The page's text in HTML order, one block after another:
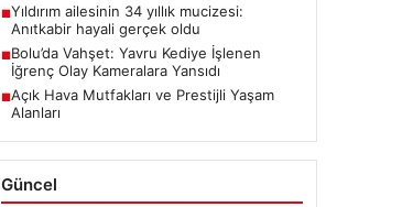
■Yıldırım ailesinin 34 yıllık mucizesi:
Anıtkabir hayali gerçek oldu
■Bolu’da Vahşet: Yavru Kediye İşlenen
İğrenç Olay Kameralara Yansıdı
■Açık Hava Mutfakları ve Prestijli Yaşam
Alanları
Güncel